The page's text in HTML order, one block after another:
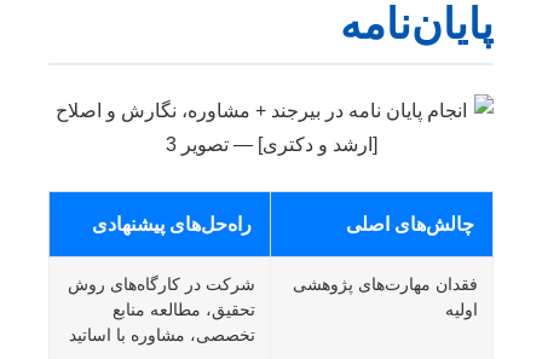
پایان‌نامه
چالش‌های اصلی راه‌حل‌های پیشنهادی
فقدان مهارت‌های پژوهشی
اولیه
شرکت در کارگاه‌های روش
تحقیق، مطالعه منابع
تخصصی، مشاوره با اساتید